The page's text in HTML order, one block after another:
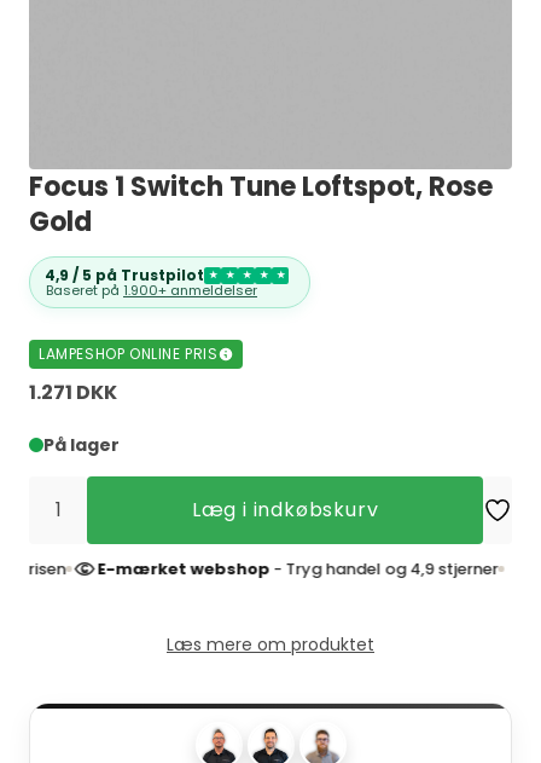
Focus 1 Switch Tune Loftspot, Rose
Gold
4,9 / 5 på Trustpilot ★ ★ ★ ★ ★
Baseret på 1.900+ anmeldelser
LAMPESHOP ONLINE PRIS
1.271 DKK
På lager
Læg i indkøbskurv
E-mærket webshop- Tryg handel og 4,9 stjerner
Læs mere om produktet